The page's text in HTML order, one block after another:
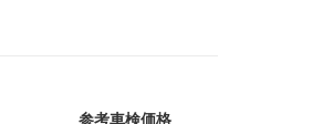
参考車検価格